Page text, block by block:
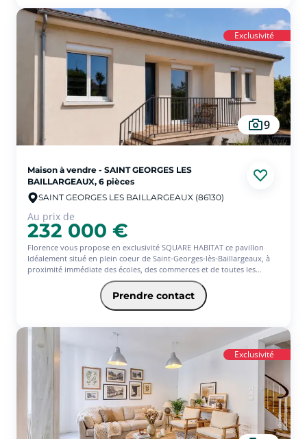
entièrement à aménager ainsi qu'un studio de 18 m² situé à l'étage.
Les deux ensembles ne sont pas délimités dans leur usage actuel,
laissant de nombreuses possibilités d'aménagement selon votre
projet.
D'importants travaux sont à prévoir, mais ce bien rare sur le secteur
représente une opportunité idéale pour un projet familial, un
investissement ou une opération de valorisation.
Fort potentiel. Emplacement recherché. Bien rare à Nansouty. (6.00 %
d'honoraires TTC à la charge de l'acquéreur.)
Exclusivité
9
Maison à vendre - SAINT GEORGES LES
BAILLARGEAUX, 6 pièces
SAINT GEORGES LES BAILLARGEAUX (86130)
Au prix de
232 000 €
Florence vous propose en exclusivité SQUARE HABITAT ce pavillon
Idéalement situé en plein coeur de Saint-Georges-lès-Baillargeaux, à
proximité immédiate des écoles, des commerces et de toutes les
commodités. Rénovation totale.
Dès l'entrée, vous découvrirez une agréable pièce de vie baignée de
lumière avec une cuisine aménagée et équipée, ouverte sur un séjour-
salon convivial donnant directement sur une belle terrasse en bois,
L'espace nuit se compose de trois chambres ainsi que d'une salle
d'eau.
Le sous-sol offre de belles prestations supplémentaires avec une
quatrième chambre disposant de sa salle d'eau privative, un cellier et
À l'extérieur, vous profiterez d'un agréable jardin de 500 m² environ .
Pas de travaux à prévoir!!!!
GARANTIE REVENTE 7 ANS .
Prendre contact
Exclusivité